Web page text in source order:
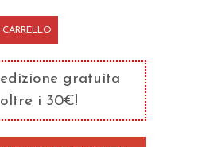
gratuita
oltre i 30€!